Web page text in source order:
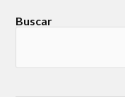
Buscar